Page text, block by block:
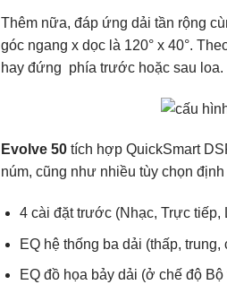
Thêm nữa, đáp ứng dải tần rộng
góc ngang x dọc là 120° x 40°.
hay đứng phía trước hoặc sau loa.
Evolve 50 tích hợp QuickSmart
núm, cũng như nhiều tùy chọn
4 cài đặt trước (Nhạc, Trực tiếp,
EQ hệ thống ba dải (thấp, trung,
EQ đồ họa bảy dải (ở chế độ Bộ